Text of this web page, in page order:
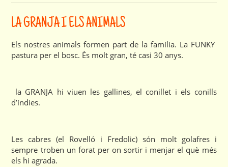
LA GRANJA I ELS ANIMALS
Els nostres animals formen part de la família. La FUNKY
pastura per el bosc. És molt gran, té casi 30 anys.
la GRANJA hi viuen les gallines, el conillet i els conills
d’índies.
Les cabres (el Rovelló i Fredolic) són molt golafres i
sempre troben un forat per on sortir i menjar el què més
els hi agrada.